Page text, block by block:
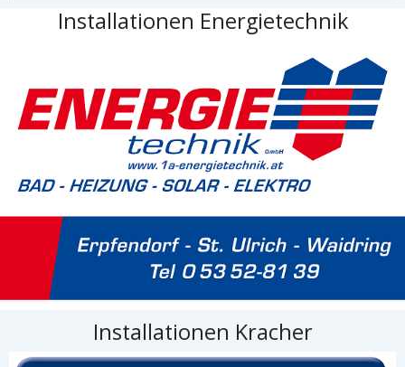
Installationen Energietechnik
Installationen Kracher